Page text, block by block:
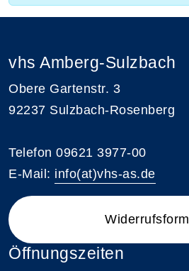
vhs Amberg-Sulzbach
Obere Gartenstr. 3
92237 Sulzbach-Rosenberg
Telefon 09621 3977-00
E-Mail: info(at)vhs-as.de
Öffnungszeiten